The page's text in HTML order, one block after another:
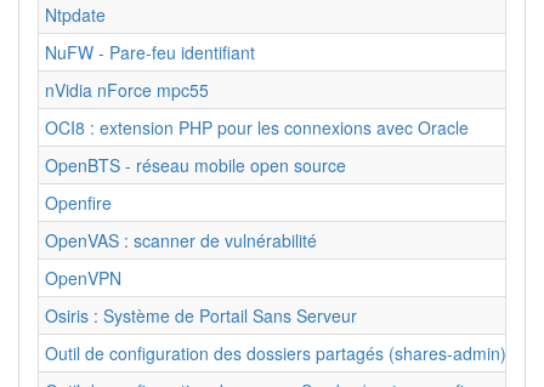
Ntpdate
NuFW - Pare-feu identifiant
nVidia nForce mpc55
OCI8 : extension PHP pour les connexions avec Oracle
OpenBTS - réseau mobile open source
Openfire
OpenVAS : scanner de vulnérabilité
OpenVPN
Osiris : Système de Portail Sans Serveur
Outil de configuration des dossiers partagés (shares-admin)